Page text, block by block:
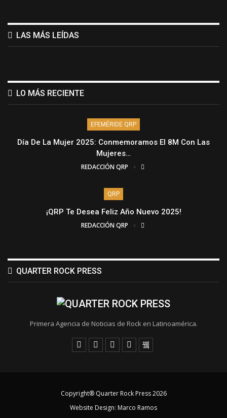
LAS MÁS LEÍDAS
LO MÁS RECIENTE
EFEMÉRIDE QRP
Día De La Mujer 2025: Conmemoramos El 8M Con Las
Mujeres…
REDACCIÓN QRP
QRP
¡QRP Te Desea Feliz Año Nuevo 2025!
REDACCIÓN QRP
QUARTER ROCK PRESS
Primera Agencia de Noticias de Rock en Latinoamérica.
Copyright® Quarter Rock Press 2026
Website Design: Marco Ramos